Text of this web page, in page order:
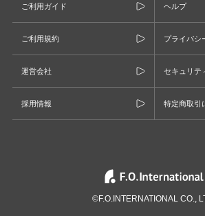
ご利用ガイド ヘルプ
ご利用規約 プライバシ
運営会社 セキュリテ
採用情報 特定商取引
©F.O.INTERNATIONAL CO.,